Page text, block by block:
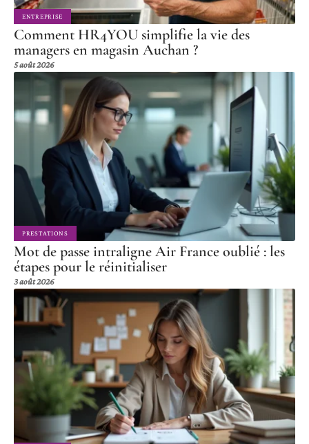
ENTREPRISE
Comment HR4YOU simplifie la vie des
managers en magasin Auchan ?
5 août 2026
PRESTATIONS
Mot de passe intraligne Air France oublié : les
étapes pour le réinitialiser
3 août 2026